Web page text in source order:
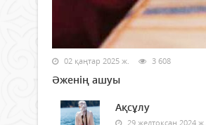
02 қаңтар 2025 ж. 3 608
Әженің ашуы
Ақсұлу
29 желтоқсан 2024 ж.